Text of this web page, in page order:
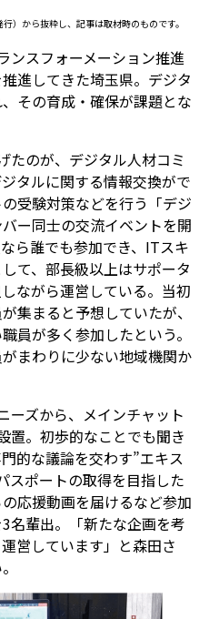
）から抜粋し、記事は取材時のものです。
ンスフォーメーション推進
進してきた埼玉県。デジタ
その育成・確保が課題とな
たのが、デジタル人材コミ
タルに関する情報交換がで
受験対策などを行う「デジ
ー同士の交流イベントを開
ら誰でも参加でき、ITスキ
て、部長級以上はサポータ
ながら運営している。当初
集まると予想していたが、
員が多く参加したという。
まわりに少ない地域機関か
ーズから、メインチャット
置。初歩的なことでも聞き
的な議論を交わす”エキス
スポートの取得を目指した
応援動画を届けるなど参加
名輩出。「新たな企画を考
営しています」と森田さ